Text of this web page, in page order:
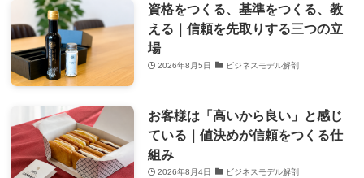
資格をつくる、基準をつくる、教
える｜信頼を先取りする三つの立
場
2026年8月5日 ビジネスモデル解剖
お客様は「高いから良い」と感じ
ている｜値決めが信頼をつくる仕
組み
2026年8月4日 ビジネスモデル解剖